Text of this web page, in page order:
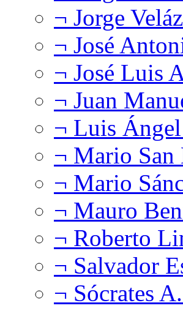
¬ Jorge
¬ José
¬ José Luis
¬ Juan
¬ Luis
¬ Mario
¬ Mario
¬ Mauro
¬ Roberto
¬ Salvador
¬ Sócrates